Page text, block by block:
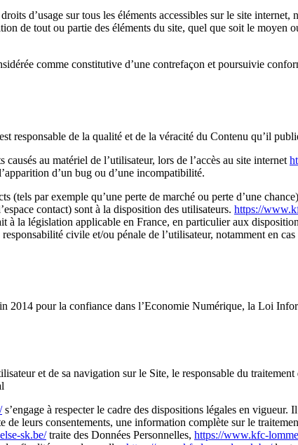
d’usage sur tous les éléments accessibles sur le site internet,
de tout ou partie des éléments du site, quel que soit le moyen
comme constitutive d’une contrefaçon et poursuivie
responsable de la qualité et de la véracité du Contenu qu’il
au matériel de l’utilisateur, lors de l’accès au site internet
d’un bug ou d’une incompatibilité.
(tels par exemple qu’une perte de marché ou perte d’une
contact) sont à la disposition des utilisateurs. https://
à la législation applicable en France, en particulier aux
civile et/ou pénale de l’utilisateur, notamment en
pour la confiance dans l’Economie Numérique, la Loi
et de sa navigation sur le Site, le responsable du
s’engage à respecter le cadre des dispositions légales en
leurs consentements, une information complète sur le
sk.be/traite des Données Personnelles, https://www.kfc-